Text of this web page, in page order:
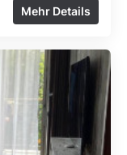
Mehr Details